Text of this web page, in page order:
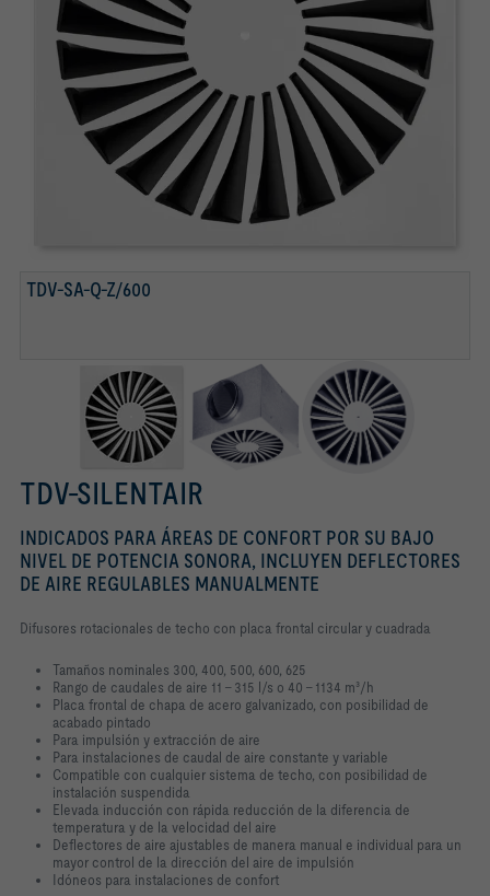
TDV-SA-Q-Z/600
TDV-SILENTAIR
INDICADOS PARA ÁREAS DE CONFORT POR SU BAJO
NIVEL DE POTENCIA SONORA, INCLUYEN DEFLECTORES
DE AIRE REGULABLES MANUALMENTE
Difusores rotacionales de techo con placa frontal circular y cuadrada
Tamaños nominales 300, 400, 500, 600, 625
Rango de caudales de aire 11 – 315 l/s o 40 – 1134 m³/h
Placa frontal de chapa de acero galvanizado, con posibilidad de
acabado pintado
Para impulsión y extracción de aire
Para instalaciones de caudal de aire constante y variable
Compatible con cualquier sistema de techo, con posibilidad de
instalación suspendida
Elevada inducción con rápida reducción de la diferencia de
temperatura y de la velocidad del aire
Deflectores de aire ajustables de manera manual e individual para un
mayor control de la dirección del aire de impulsión
Idóneos para instalaciones de confort